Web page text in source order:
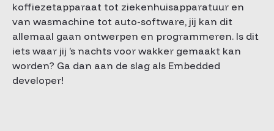
koffiezetapparaat tot ziekenhuisapparatuur en
van wasmachine tot auto-software, jij kan dit
allemaal gaan ontwerpen en programmeren. Is dit
iets waar jij ‘s nachts voor wakker gemaakt kan
worden? Ga dan aan de slag als Embedded
developer!